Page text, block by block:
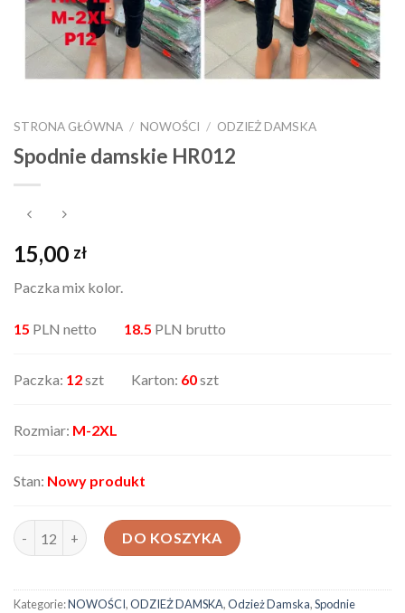
STRONA GŁÓWNA / NOWOŚCI / ODZIEŻ DAMSKA
Spodnie damskie HR012
15,00 zł
Paczka mix kolor.
15 PLN netto 18.5 PLN brutto
Paczka: 12szt Karton: 60szt
Rozmiar: M-2XL
Stan: Nowy produkt
ilość Spodnie damskie HR012
DO KOSZYKA
Kategorie:NOWOŚCI,ODZIEŻ DAMSKA,Odzież Damska,Spodnie